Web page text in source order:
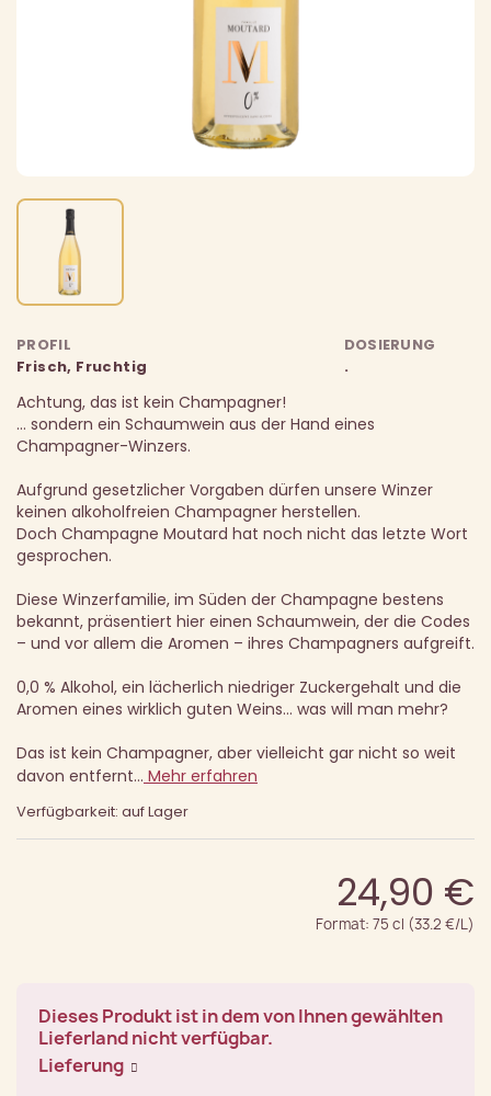
PROFIL
Frisch, Fruchtig
DOSIERUNG
.
Achtung, das ist kein Champagner!
… sondern ein Schaumwein aus der Hand eines
Champagner-Winzers.
Aufgrund gesetzlicher Vorgaben dürfen unsere Winzer
keinen alkoholfreien Champagner herstellen.
Doch Champagne Moutard hat noch nicht das letzte Wort
gesprochen.
Diese Winzerfamilie, im Süden der Champagne bestens
bekannt, präsentiert hier einen Schaumwein, der die Codes
– und vor allem die Aromen – ihres Champagners aufgreift.
0,0 % Alkohol, ein lächerlich niedriger Zuckergehalt und die
Aromen eines wirklich guten Weins… was will man mehr?
Das ist kein Champagner, aber vielleicht gar nicht so weit
davon entfernt… Mehr erfahren
Verfügbarkeit: auf Lager
24,90 €
Format: 75 cl (33.2 €/L)
Dieses Produkt ist in dem von Ihnen gewählten
Lieferland nicht verfügbar.
Lieferung